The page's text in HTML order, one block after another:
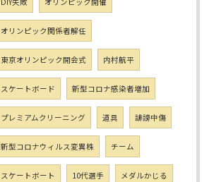
オリンピック関係者解任
東京オリンピック開会式 内村航平
スケートボード 新型コロナ感染者増加
プレミアムクリーニング 道具 誹謗中傷
新型コロナウィルス変異株 チーム
スケートボート 10代選手 メダルかじる